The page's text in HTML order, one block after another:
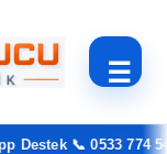
☰
📞 0533 774 54